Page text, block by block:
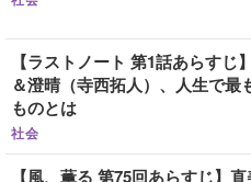
【ラストノート 第1話あらすじ
＆澄晴（寺西拓人）、人生で最
ものとは
社会
【風、薫る 第75回あらすじ】